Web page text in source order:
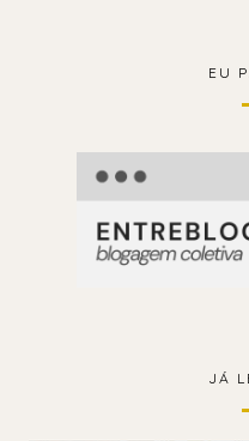
EU
JÁ